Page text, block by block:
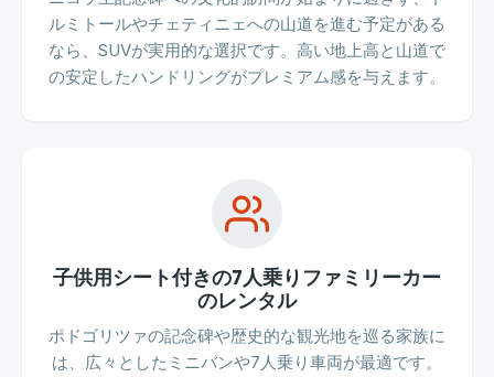
ルミトールやチェティニェへの山道を進む予定がある
なら、SUVが実用的な選択です。高い地上高と山道で
の安定したハンドリングがプレミアム感を与えます。
子供用シート付きの7人乗りファミリーカー
のレンタル
ポドゴリツァの記念碑や歴史的な観光地を巡る家族に
は、広々としたミニバンや7人乗り車両が最適です。